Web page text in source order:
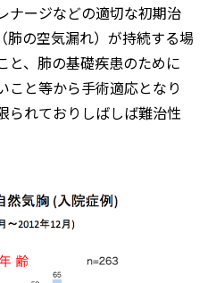
ナージなどの適切な初期治
肺の空気漏れ）が持続する場
と、肺の基礎疾患のために
こと等から手術適応となり
られておりしばしば難治性